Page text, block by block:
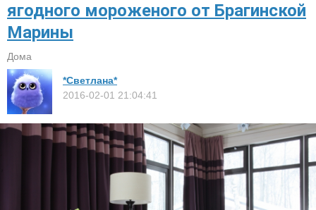
ягодного мороженого от Брагинской
Марины
Дома
*Светлана*
2016-02-01 21:04:41